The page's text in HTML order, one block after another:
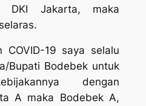
DKI Jakarta, maka
COVID-19 saya selalu
Bupati Bodebek untuk
dengan
A maka Bodebek A,